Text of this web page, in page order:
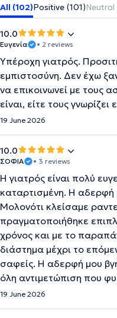
All (102)Positive (101)Neutral
10.0
Ευγενία • 2 reviews
Υπέροχη γιατρός.
εμπιστοσύνη. Δεν έχω
να επικοινωνεί με τους
είναι, είτε τους
19 June 2026
10.0
ΣΟΦΙΑ • 3 reviews
Η γιατρός είναι πολύ
καταρτισμένη. Η
Μολονότι κλείσαμε
πραγματοποιήθηκε
χρόνος και με το
διάστημα μέχρι το
σαφείς. Η αδερφή μου
όλη αντιμετώπιση που
19 June 2026